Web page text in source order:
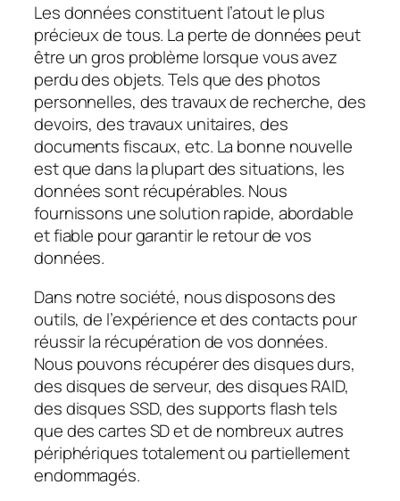
Les données constituent l’atout le plus
précieux de tous. La perte de données peut
être un gros problème lorsque vous avez
perdu des objets. Tels que des photos
personnelles, des travaux de recherche, des
devoirs, des travaux unitaires, des
documents fiscaux, etc. La bonne nouvelle
est que dans la plupart des situations, les
données sont récupérables. Nous
fournissons une solution rapide, abordable
et fiable pour garantir le retour de vos
données.
Dans notre société, nous disposons des
outils, de l’expérience et des contacts pour
réussir la récupération de vos données.
Nous pouvons récupérer des disques durs,
des disques de serveur, des disques RAID,
des disques SSD, des supports flash tels
que des cartes SD et de nombreux autres
périphériques totalement ou partiellement
endommagés.